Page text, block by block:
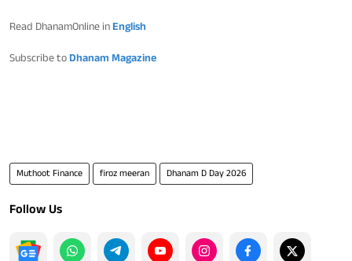
Read DhanamOnline in English
Subscribe to Dhanam Magazine
Muthoot Finance firoz meeran Dhanam D Day 2026
Follow Us